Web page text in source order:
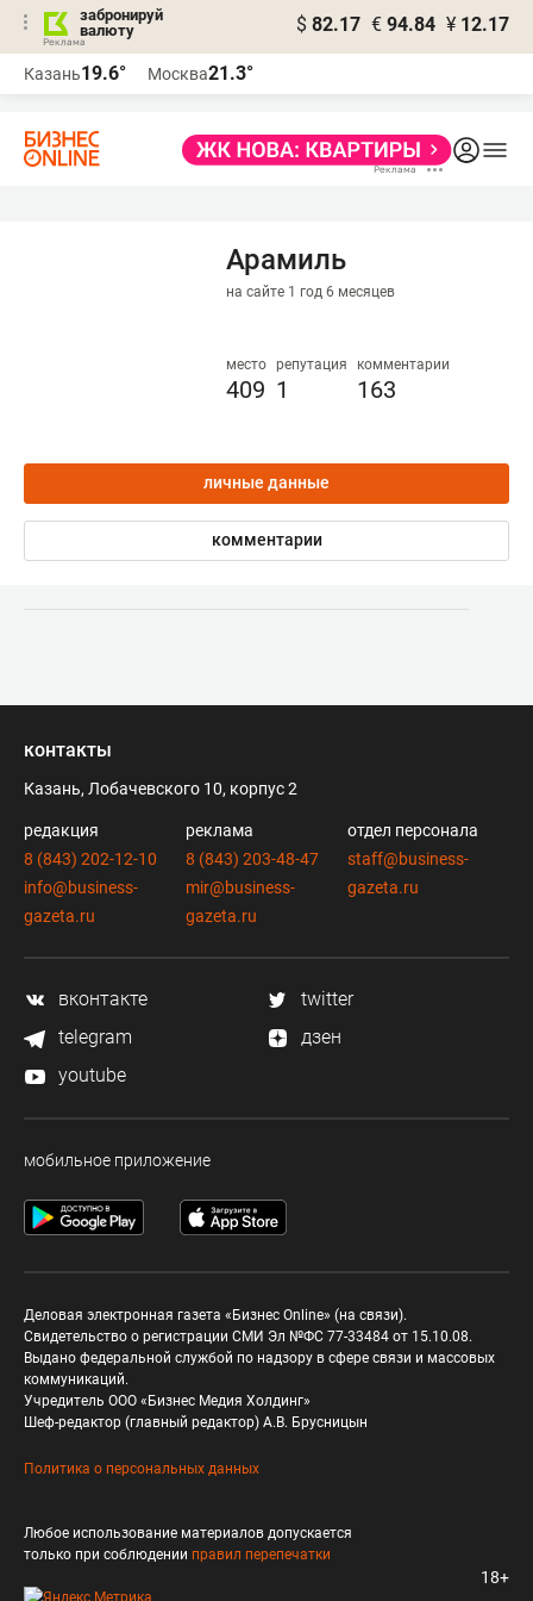
забронируй
валюту
$ 82.17 € 94.84 ¥ 12.17
Казань19.6° Москва21.3°
Арамиль
на сайте 1 год 6 месяцев
место
409
репутация
1
комментарии
163
личные данные
комментарии
контакты
Казань, Лобачевского 10, корпус 2
редакция
8 (843) 202-12-10
info@business-
gazeta.ru
реклама
8 (843) 203-48-47
mir@business-
gazeta.ru
отдел персонала
staff@business-
gazeta.ru
вконтакте
twitter
telegram
дзен
youtube
мобильное приложение
Деловая электронная газета «Бизнес Online» (на связи).
Свидетельство о регистрации СМИ Эл №ФС 77-33484 от 15.10.08.
Выдано федеральной службой по надзору в сфере связи и массовых
коммуникаций.
Учредитель ООО «Бизнес Медия Холдинг»
Шеф-редактор (главный редактор) А.В. Брусницын
Политика о персональных данных
Любое использование материалов допускается
только при соблюдении правил перепечатки
18+